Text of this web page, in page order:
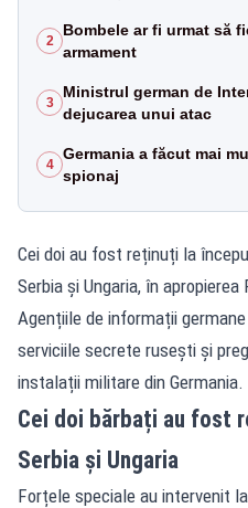
2
Bombele ar fi urmat să
armament
3
Ministrul german de
dejucarea unui atac
4
Germania a făcut mai
spionaj
Cei doi au fost reținuți la
Serbia și Ungaria, în apropierea
Agențiile de informații
serviciile secrete rusești și
instalații militare din Germania.
Cei doi bărbați au fost
Serbia și Ungaria
Forțele speciale au intervenit